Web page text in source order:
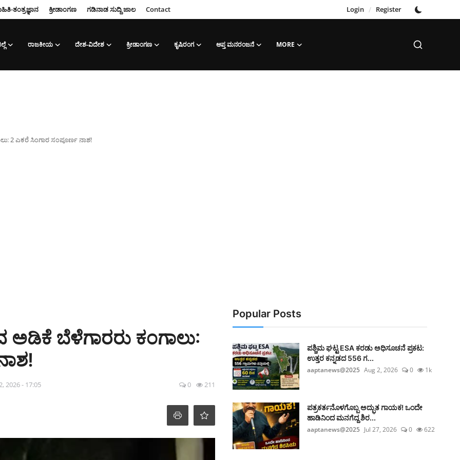
ತಂತ್ರಜ್ಞಾನ ಕ್ರೀಡಾಂಗಣ ಗಡಿನಾಡ ಸುದ್ದಿ ಜಾಲ Contact Login / Register
ರಾಜಕೀಯ ದೇಶ-ವಿದೇಶ ಕ್ರೀಡಾಂಗಣ ಕೃಷಿರಂಗ ಆಪ್ತ‌ ಮನರಂಜನೆ MORE
2 ಎಕರೆ ಸಿಂಗಾರ ಸಂಪೂರ್ಣ ನಾಶ!
ಅಡಿಕೆ ಬೆಳೆಗಾರರು ಕಂಗಾಲು:
2026 - 17:05 0 211
Popular Posts
ಪಶ್ಚಿಮ ಘಟ್ಟ ESA ಕರಡು ಅಧಿಸೂಚನೆ ಪ್ರಕಟ:
ಉತ್ತರ ಕನ್ನಡದ 556 ಗ...
aaptanews@2025 Aug 2, 2026 0 1k
ಪತ್ರಕರ್ತನೊಳಗೊಬ್ಬ ಅದ್ಭುತ ಗಾಯಕ! ಒಂದೇ
ಹಾಡಿನಿಂದ ಮನಗೆದ್ದ ಶಿರ...
aaptanews@2025 Jul 27, 2026 0 622